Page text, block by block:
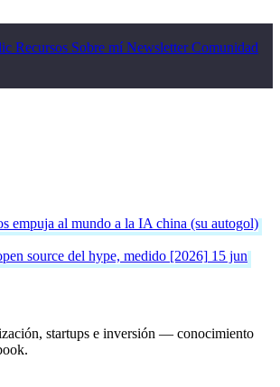
Recursos Sobre míNewsletterComunidad
empuja al mundo a la IA china (su autogol)
source del hype, medido [2026] 15 jun
startups e inversión — conocimiento